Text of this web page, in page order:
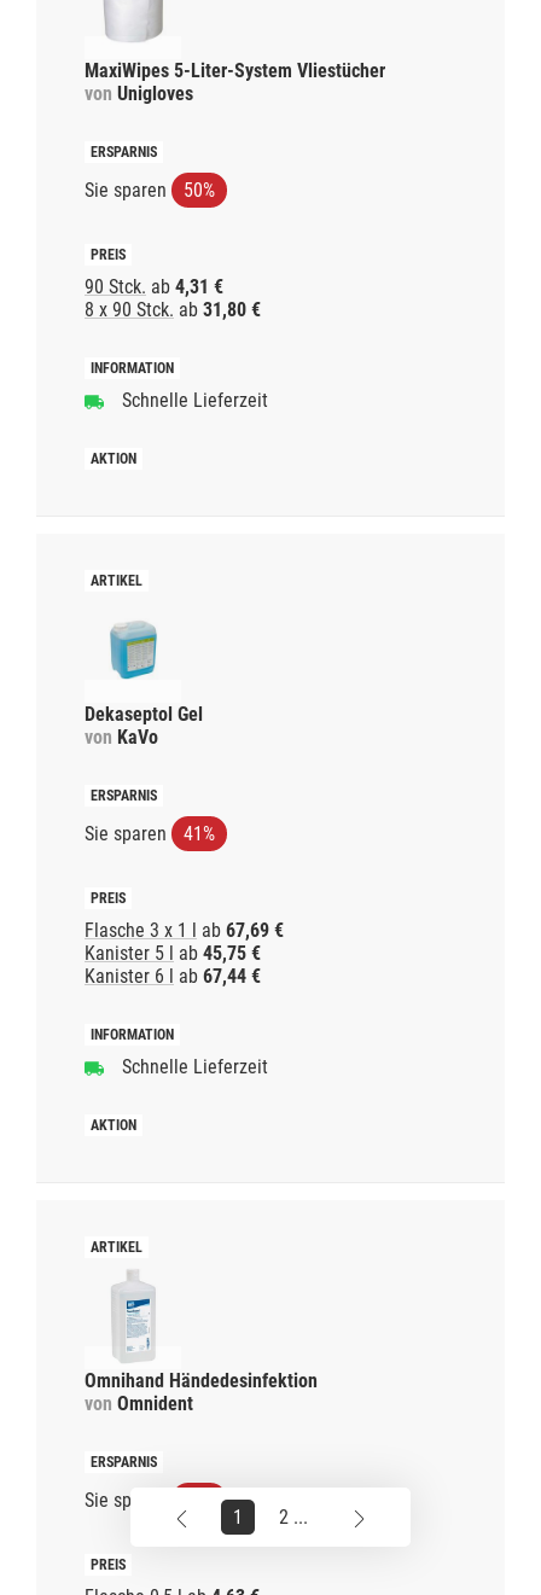
MaxiWipes 5-Liter-System Vliestücher
von Unigloves
Sie sparen 50%
90 Stck. ab 4,31 €
8 x 90 Stck. ab 31,80 €
Schnelle Lieferzeit
Dekaseptol Gel
von KaVo
Sie sparen 41%
Flasche 3 x 1 l ab 67,69 €
Kanister 5 l ab 45,75 €
Kanister 6 l ab 67,44 €
Schnelle Lieferzeit
Omnihand Händedesinfektion
von Omnident
Sie sparen
1 2 ...